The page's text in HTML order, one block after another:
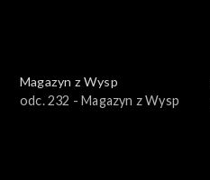
Magazyn z Wysp
odc. 232 - Magazyn z Wysp